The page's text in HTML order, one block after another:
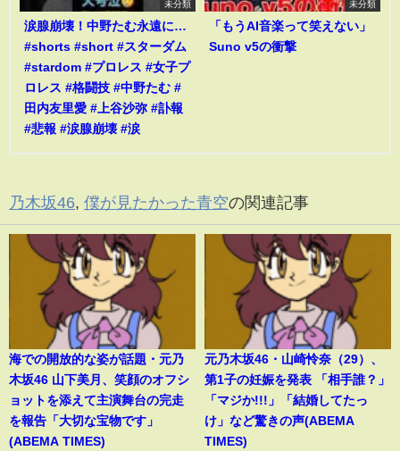
未分類
涙腺崩壊！中野たむ永遠に…
#shorts #short #スターダム
#stardom #プロレス #女子プ
ロレス #格闘技 #中野たむ #
田内友里愛 #上谷沙弥 #訃報
#悲報 #涙腺崩壊 #涙
未分類
「もうAI音楽って笑えない」
Suno v5の衝撃
乃木坂46, 僕が見たかった青空の関連記事
海での開放的な姿が話題・元乃
木坂46 山下美月、笑顔のオフシ
ョットを添えて主演舞台の完走
を報告「大切な宝物です」
(ABEMA TIMES)
元乃木坂46・山崎怜奈（29）、
第1子の妊娠を発表 「相手誰？」
「マジか!!!」「結婚してたっ
け」など驚きの声(ABEMA
TIMES)